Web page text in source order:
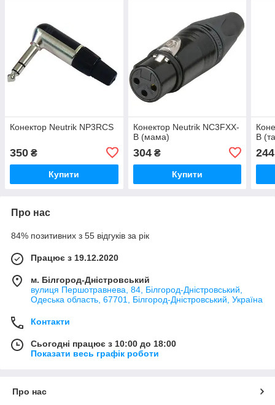
Конектор Neutrik NP3RCS
350 ₴
Купити
Конектор Neutrik NC3FXX-
B (мама)
304₴
Купити
B
244
Про нас
84% позитивних з 55 відгуків за рік
Працює з 19.12.2020
м. Білгород-Дністровський
вулиця Першотравнева, 84, Білгород-Дністровський,
Одеська область, 67701, Білгород-Дністровський, Україна
Контакти
Сьогодні працює з 10:00 до 18:00
Показати весь графік роботи
Про нас